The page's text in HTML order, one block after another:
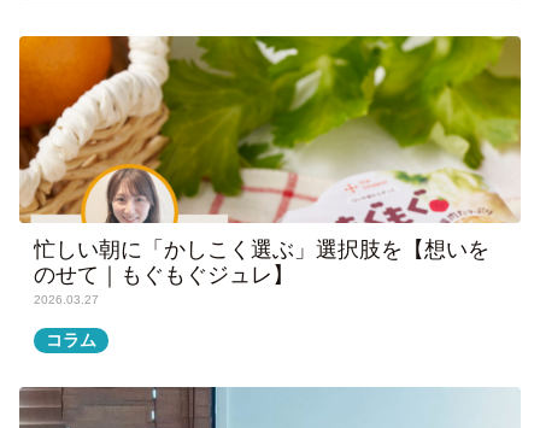
忙しい朝に「かしこく選ぶ」選択肢を【想いを
のせて｜もぐもぐジュレ】
2026.03.27
コラム